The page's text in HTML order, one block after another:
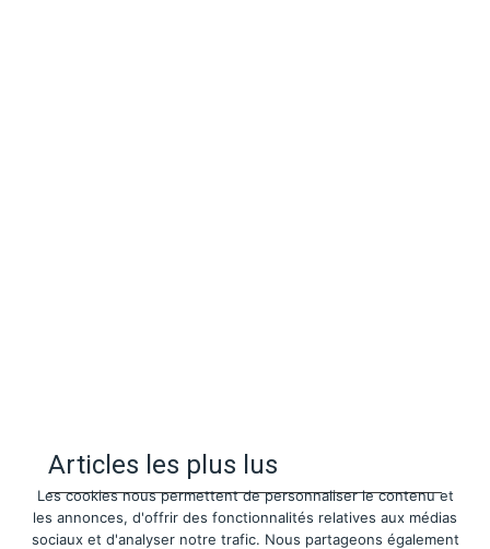
Articles les plus lus
Les cookies nous permettent de personnaliser le contenu et
les annonces, d'offrir des fonctionnalités relatives aux médias
sociaux et d'analyser notre trafic. Nous partageons également